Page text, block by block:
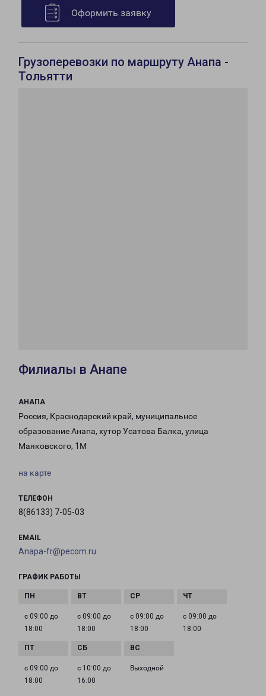
Оформить заявку
Грузоперевозки по маршруту Анапа -
Тольятти
Филиалы в Анапе
АНАПА
Россия, Краснодарский край, муниципальное
образование Анапа, хутор Усатова Балка, улица
Маяковского, 1М
на карте
ТЕЛЕФОН
8(86133) 7-05-03
EMAIL
Anapa-fr@pecom.ru
ГРАФИК РАБОТЫ
с 09:00 до
18:00
с 09:00 до
18:00
с 09:00 до
18:00
с 09:00 до
18:00
с 09:00 до
18:00
с 10:00 до
16:00
Выходной